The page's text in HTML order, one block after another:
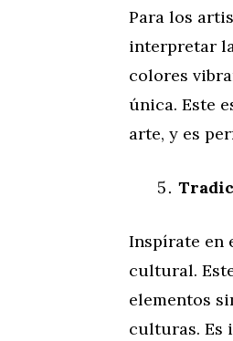
Para los
interpretar
colores
única. Este
arte, y es
Inspírate en
cultural.
elementos
culturas. Es